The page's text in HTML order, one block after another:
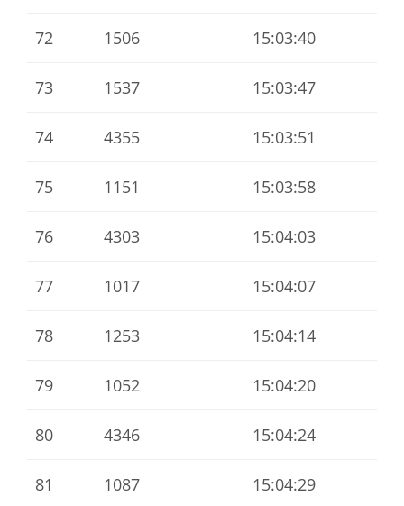
72 1506 15:03:40
73 1537 15:03:47
74 4355 15:03:51
75 1151 15:03:58
76 4303 15:04:03
77 1017 15:04:07
78 1253 15:04:14
79 1052 15:04:20
80 4346 15:04:24
81 1087 15:04:29